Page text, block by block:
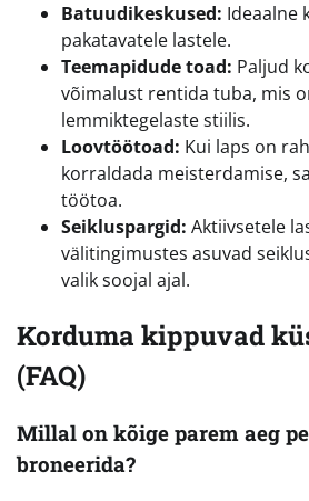
Batuudikeskused: Ideaalne
pakatavatele lastele.
Teemapidude toad: Paljud
võimalust rentida tuba, mis
lemmiktegelaste stiilis.
Loovtöötoad: Kui laps on
korraldada meisterdamise,
töötoa.
Seikluspargid: Aktiivsetele
välitingimustes asuvad
valik soojal ajal.
Korduma kippuvad
(FAQ)
Millal on kõige parem aeg
broneerida?